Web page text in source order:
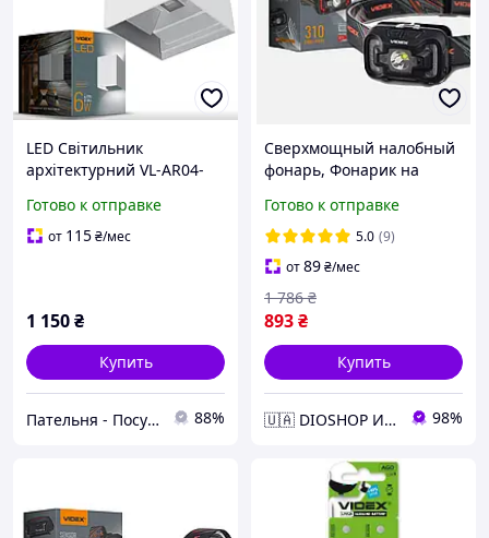
LED Світильник
архітектурний VL-AR04-
IP54 Videx
Готово к отправке
от 115₴/мес
1 150₴
Купить
Пательня - Посуд та все для дому 88%
Сверхмощный налобный
фонарь, Фонарик на
Фонарик на голову 310Lm
5000K, DIO
Готово к отправке
5.0 (9)
от89₴/мес
893₴
1 786 ₴
Купить
🇺🇦 DIOSHOP Интернет-магазин 98%